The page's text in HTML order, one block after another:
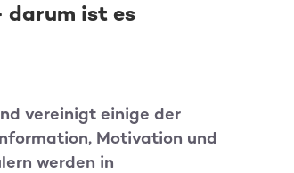
darum ist es
vereinigt einige der
Motivation und
werden in